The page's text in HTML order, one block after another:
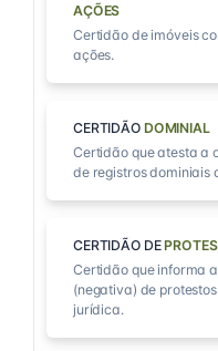
AÇÕES
Certidão de imóveis
ações.
CERTIDÃO DOMINIAL
Certidão que atesta a
de registros dominiais
CERTIDÃO DE
Certidão que informa
(negativa) de
jurídica.